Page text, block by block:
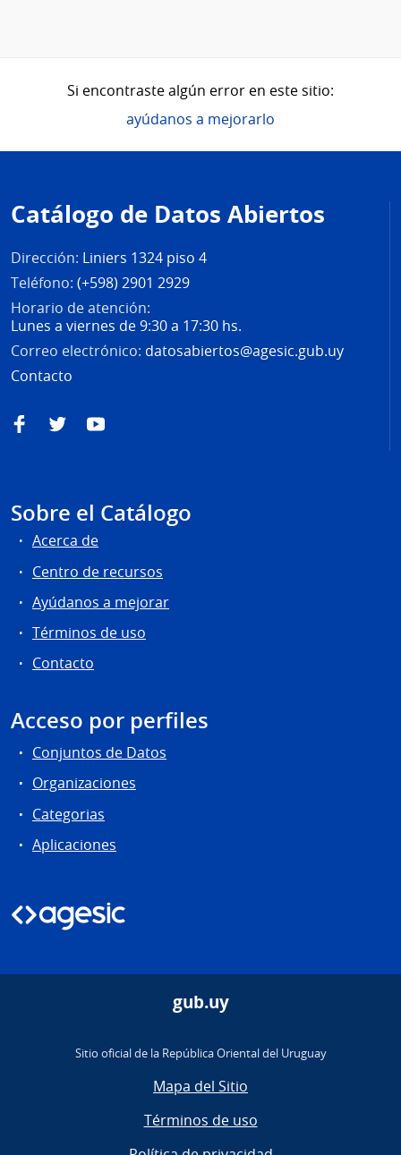
Si encontraste algún error en este sitio:
ayúdanos a mejorarlo
de
página
Catálogo de Datos Abiertos
Dirección: Liniers 1324 piso 4
Teléfono: (+598) 2901 2929
Horario de atención:
Lunes a viernes de 9:30 a 17:30 hs.
Correo electrónico: datosabiertos@agesic.gub.uy
Contacto
FacebookTwitterYouTube
Sobre el Catálogo
Acerca de
Centro de recursos
Ayúdanos a mejorar
Términos de uso
Contacto
Acceso por perfiles
Conjuntos de Datos
Organizaciones
Categorias
Aplicaciones
gub.uy
Sitio oficial de la República Oriental del Uruguay
Mapa del Sitio
Términos de uso